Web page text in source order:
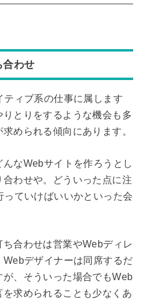
合わせ
ィブ系の仕事に属します
とりをするような機会も多
められる傾向にあります。
なWebサイトを作ろうとし
わせや。どういった点に注
ていけばいいかといった会
合わせは営業やWebディレ
デザイナーは同席するだ
、そういった場合でもWeb
求められることも少なくあ